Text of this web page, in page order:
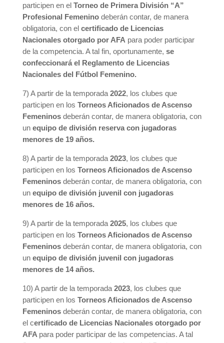
participen en elTorneo de Primera División “A”
Profesional Femeninodeberán contar, de manera
obligatoria, con el certificado de Licencias
Nacionales otorgado por AFA para poder participar
de la competencia. A tal fin, oportunamente, se
confeccionará el Reglamento de Licencias
Nacionales del Fútbol Femenino.
7) A partir de la temporada 2022, los clubes que
participen en los Torneos Aficionados de Ascenso
Femeninosdeberán contar, de manera obligatoria, con
un equipo de división reserva con jugadoras
menores de 19 años.
8) A partir de la temporada2023, los clubes que
participen en los Torneos Aficionados de Ascenso
Femeninosdeberán contar, de manera obligatoria, con
un equipo de división juvenil con jugadoras
menores de 16 años.
9) A partir de la temporada 2025, los clubes que
participen en los Torneos Aficionados de Ascenso
Femeninos deberán contar, de manera obligatoria, con
un equipo de división juvenil con jugadoras
menores de 14 años.
10) A partir de la temporada 2023, los clubes que
participen en los Torneos Aficionados de Ascenso
Femeninosdeberán contar, de manera obligatoria, con
el certificado de Licencias Nacionales otorgado por
AFA para poder participar de las competencias. A tal